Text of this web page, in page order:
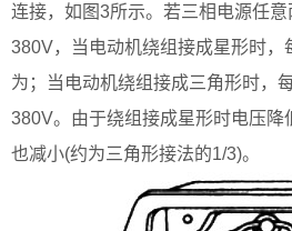
连接，如图3所示。若三相电源任
380V，当电动机绕组接成星形时，
为；当电动机绕组接成三角形时，
380V。由于绕组接成星形时电压降
也减小(约为三角形接法的1/3)。